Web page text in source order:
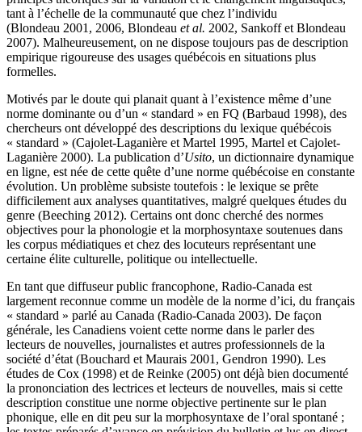
tant à l’échelle de la communauté que chez l’individu
(Blondeau 2001, 2006, Blondeau et al. 2002, Sankoff et Blondeau
2007). Malheureusement, on ne dispose toujours pas de description
empirique rigoureuse des usages québécois en situations plus
formelles.
Motivés par le doute qui planait quant à l’existence même d’une
norme dominante ou d’un « standard » en FQ (Barbaud 1998), des
chercheurs ont développé des descriptions du lexique québécois
« standard » (Cajolet-Laganière et Martel 1995, Martel et Cajolet-
Laganière 2000). La publication d’Usito, un dictionnaire dynamique
en ligne, est née de cette quête d’une norme québécoise en constante
évolution. Un problème subsiste toutefois : le lexique se prête
difficilement aux analyses quantitatives, malgré quelques études du
genre (Beeching 2012). Certains ont donc cherché des normes
objectives pour la phonologie et la morphosyntaxe soutenues dans
les corpus médiatiques et chez des locuteurs représentant une
certaine élite culturelle, politique ou intellectuelle.
En tant que diffuseur public francophone, Radio-Canada est
largement reconnue comme un modèle de la norme d’ici, du français
« standard » parlé au Canada (Radio-Canada 2003). De façon
générale, les Canadiens voient cette norme dans le parler des
lecteurs de nouvelles, journalistes et autres professionnels de la
société d’état (Bouchard et Maurais 2001, Gendron 1990). Les
études de Cox (1998) et de Reinke (2005) ont déjà bien documenté
la prononciation des lectrices et lecteurs de nouvelles, mais si cette
description constitue une norme objective pertinente sur le plan
phonique, elle en dit peu sur la morphosyntaxe de l’oral spontané ;